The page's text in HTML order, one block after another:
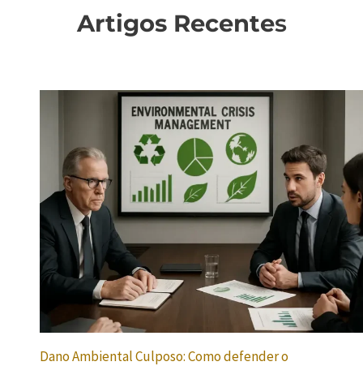
Artigos Recentes
Dano Ambiental Culposo: Como defender o